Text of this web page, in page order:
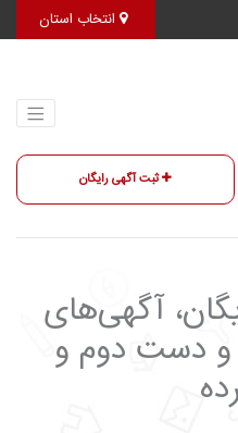
انتخاب استان
ثبت آگهی رایگان
آگهی‌های
و دست دوم و